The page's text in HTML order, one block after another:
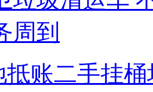
抵账二手挂